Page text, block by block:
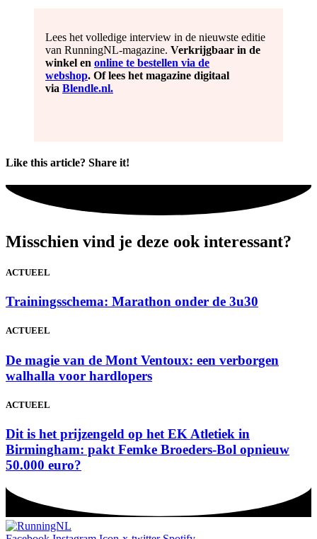
Lees het volledige interview in de nieuwste editie
van RunningNL-magazine. Verkrijgbaar in de
winkel en online te bestellen via de
webshop. Of lees het magazine digitaal
via Blendle.nl.
Like this article? Share it!
Misschien vind je deze ook interessant?
ACTUEEL
Trainingsschema: Marathon onder de 3u30
ACTUEEL
De magie van de Mont Ventoux: een verborgen
walhalla voor hardlopers
ACTUEEL
Dit is het prijzengeld op het EK Atletiek in
Birmingham: pakt Femke Broeders-Bol opnieuw
50.000 euro?